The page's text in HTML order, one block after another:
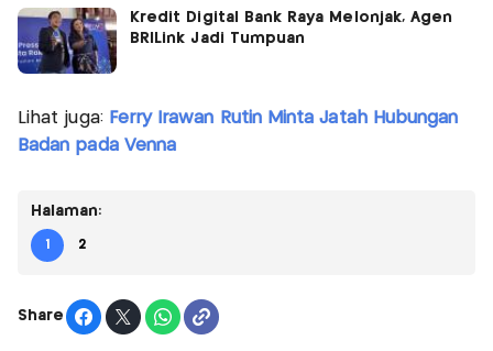
Kredit Digital Bank Raya Melonjak, Agen
BRILink Jadi Tumpuan
Lihat juga: Ferry Irawan Rutin Minta Jatah Hubungan
Badan pada Venna
Halaman:
1 2
Share